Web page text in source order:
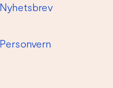
Nyhetsbrev
Personvern